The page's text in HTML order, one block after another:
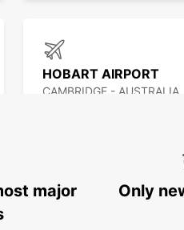
HOBART AIRPORT
CAMBRIDGE - AUSTRALIA
MELBOURNE
major
Only